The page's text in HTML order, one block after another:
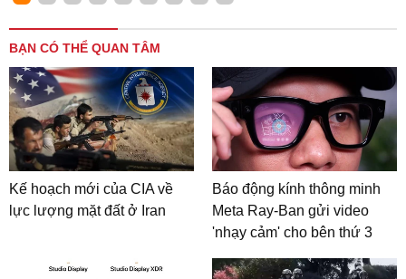
BẠN CÓ THỂ QUAN TÂM
Kế hoạch mới của CIA về
lực lượng mặt đất ở Iran
Báo động kính thông minh
Meta Ray-Ban gửi video
'nhạy cảm' cho bên thứ 3